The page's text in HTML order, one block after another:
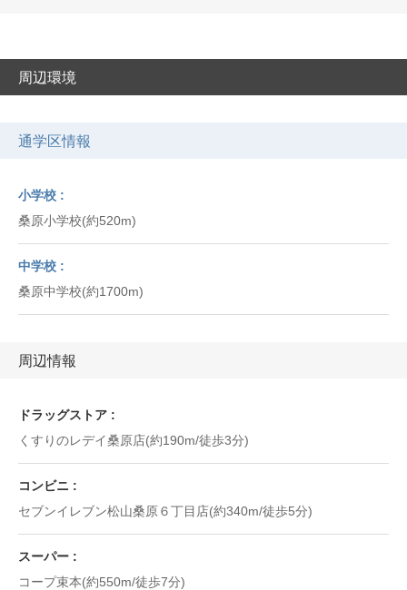
周辺環境
通学区情報
小学校
桑原小学校(約520m)
中学校
桑原中学校(約1700m)
周辺情報
ドラッグストア
くすりのレデイ桑原店(約190m/徒歩3分)
コンビニ
セブンイレブン松山桑原６丁目店(約340m/徒歩5分)
スーパー
コープ束本(約550m/徒歩7分)